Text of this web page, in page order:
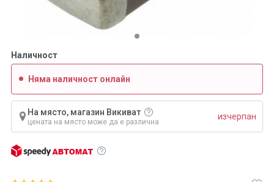
Наличност
Няма наличност онлайн
На място, магазин Викиват
цената на място може да е различна
изчерпан